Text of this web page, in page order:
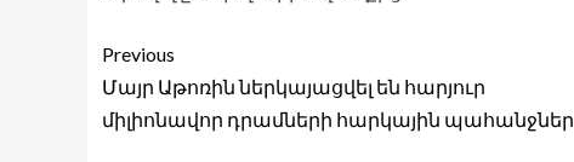
Previous
Մայր Աթոռին ներկայացվել են հարյուր
միլիոնավոր դրամների հարկային պահանջներ